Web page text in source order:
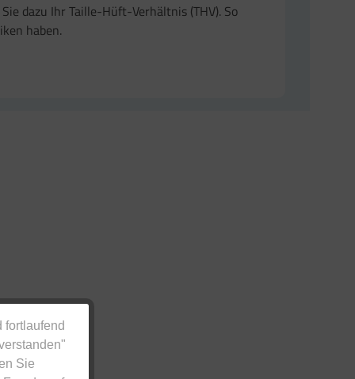
fortlaufend
Sie
dazu Ihr Taille-Hüft-Verhältnis (THV). So
haben.